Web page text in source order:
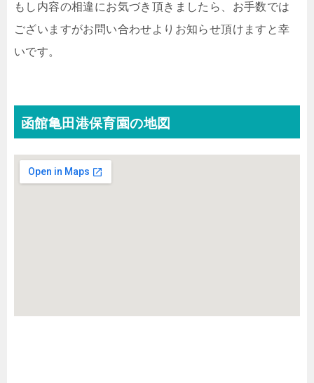
もし内容の相違にお気づき頂きましたら、お手数では
ございますがお問い合わせよりお知らせ頂けますと幸
いです。
函館亀田港保育園の地図